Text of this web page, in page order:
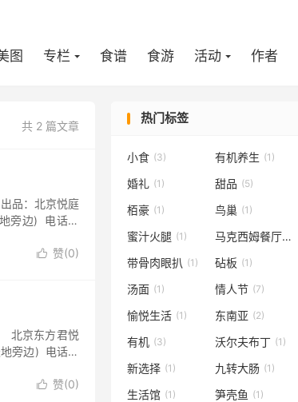
图 专栏 食谱 食游 活动 作者
共 2 篇文章
品：北京悦庭
旁边) 电话：
 赞(0)
北京东方君悦
旁边) 电话：
 赞(0)
热门标签
小食 (3) 有机养生 (1)
婚礼 (1) 甜品 (5)
栢豪 (1) 鸟巢 (1)
蜜汁火腿 (1) 马克西姆餐厅(2)
带骨肉眼扒 (1) 砧板 (1)
汤面 (1) 情人节 (7)
愉悦生活 (1) 东南亚 (2)
有机 (3) 沃尔夫布丁 (1)
新选择 (1) 九转大肠 (1)
生活馆 (1) 笋壳鱼 (1)